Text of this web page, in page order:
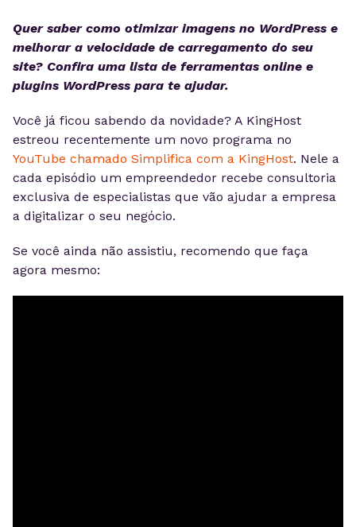
Quer saber como otimizar imagens no WordPress e
melhorar a velocidade de carregamento do seu
site? Confira uma lista de ferramentas online e
plugins WordPress para te ajudar.
Você já ficou sabendo da novidade? A KingHost
estreou recentemente um novo programa no
YouTube chamado Simplifica com a KingHost. Nele a
cada episódio um empreendedor recebe consultoria
exclusiva de especialistas que vão ajudar a empresa
a digitalizar o seu negócio.
Se você ainda não assistiu, recomendo que faça
agora mesmo: